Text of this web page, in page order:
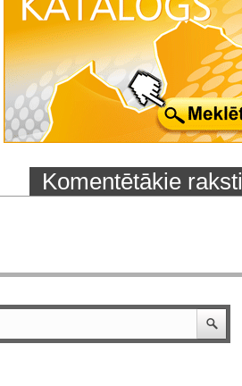
Komentētākie raksti